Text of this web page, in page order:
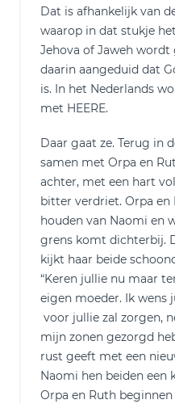
Dat is afhankelijk van
waarop in dat stukje
Jehova of Jaweh
daarin aangeduid dat
is. In het Nederlands
met HEERE.
Daar gaat ze. Terug in
samen met Orpa en
achter, met een hart
bitter verdriet. Orpa en
houden van Naomi en
grens komt dichterbij.
kijkt haar beide
“Keren jullie nu maar
eigen moeder. Ik wens
voor jullie zal zorgen,
mijn zonen gezorgd
rust geeft met een
Naomi hen beiden een
Orpa en Ruth